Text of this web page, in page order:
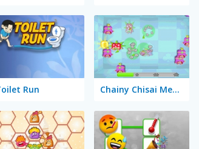
Run Chainy Chisai Medieval 2